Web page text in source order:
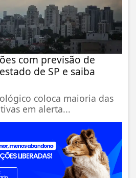
com previsão de
de SP e saiba
coloca maioria das
em alerta...